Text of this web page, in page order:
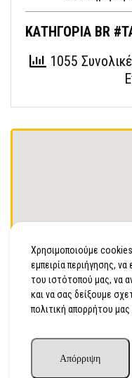
ΚΑΤΗΓΟΡΙΑ BR
1055
Οδήγησέ με
Λοχαγού
2107777738
Χρησιμοποιούμε
εμπειρία περιήγησης,
του ιστότοπού μας, να
και να σας δείξουμε
πολιτική απορρήτου
Απόρριψη